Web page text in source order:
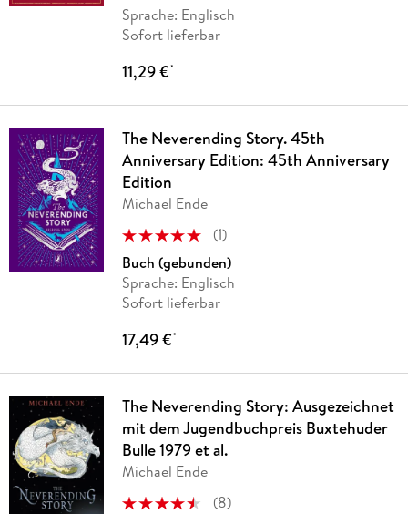
Sprache: Englisch
Sofort lieferbar
11,29 €*
The Neverending Story. 45th
Anniversary Edition: 45th Anniversary
Edition
Michael Ende
(1)
Buch (gebunden)
Sprache: Englisch
Sofort lieferbar
17,49 €*
The Neverending Story: Ausgezeichnet
mit dem Jugendbuchpreis Buxtehuder
Bulle 1979 et al.
Michael Ende
(8)